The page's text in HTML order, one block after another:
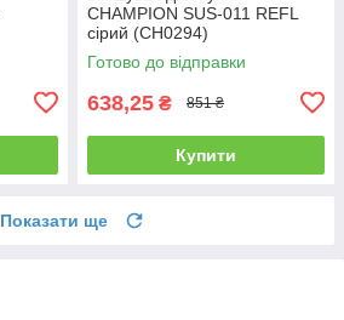
CHAMPION SUS-011 REFL
сірий (CH0294)
Готово до відправки
638,25 ₴ 851 ₴
Купити
Показати ще